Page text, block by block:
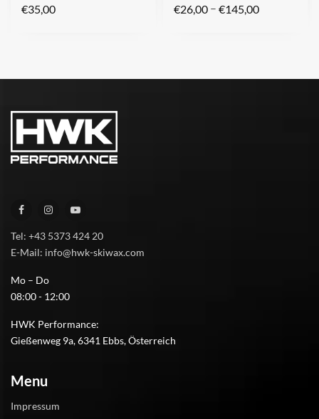
€35,00 €26,00 – €145,00
Tel: +43 5373 424 20
E-Mail: info@hwk-skiwax.com
Mo – Do
08:00 - 12:00
HWK Performance:
Gießenweg 9a, 6341 Ebbs, Österreich
Menu
Impressum